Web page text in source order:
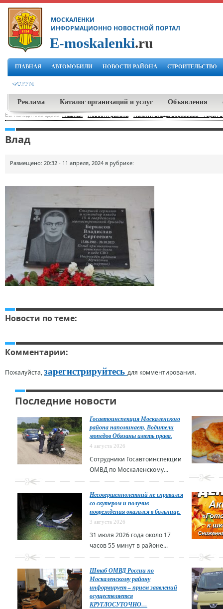
МОСКАЛЕНКИ
ИНФОРМАЦИОННО НОВОСТНОЙ ПОРТАЛ
E-moskalenki.ru
ГЛАВНАЯ АВТОМОБИЛИ НОВОСТИ РАЙОНА СТРОИТЕЛЬСТВО
ФОРУМ
Реклама Каталог организаций и услуг Объявления
Вы находитесь здесь:Главная-Новости района Памяти Влада Беркасова – героя
Влад
Размещено: 20:32 - 11 апреля, 2024 в рубрике:
Новости по теме:
Комментарии:
Пожалуйста,зарегистрируйтесь для комментирования.
Последние новости
Госавтоинспекция Москаленского
района напоминает, Водители
мопедов Обязаны иметь права.
4 августа 2026
Сотрудники Госавтоинспекции
ОМВД по Москаленскому...
Несовершеннолетний не справился
со скутером и получив
повреждения оказался в больнице.
3 августа 2026
31 июля 2026 года около 17
часов 55 минут в районе...
Штаб ОМВД России по
Москаленскому району
информирует – прием заявлений
осуществляется
КРУГЛОСУТОЧНО…